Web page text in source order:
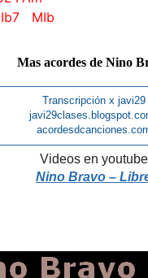
MIb
Mas acordes de Nino
Transcripción x javi29
Videos en youtube
Nino Bravo –